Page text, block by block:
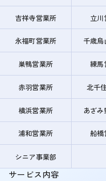
吉祥寺営業所 立川
永福町営業所 千歳
巣鴨営業所 練馬
赤羽営業所 北千
横浜営業所 あざ
浦和営業所 船橋
シニア事業部
サービス内容